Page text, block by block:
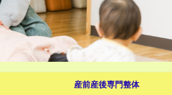
産前産後専門整体